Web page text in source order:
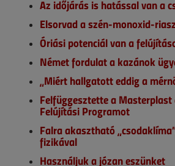
Az időjárás is hatással van a
Elsorvad a szén-monoxid-
Óriási potenciál van a
Német fordulat a kazánok
„Miért hallgatott eddig a
Felfüggesztette a Masterplast
Felújítási Programot
Falra akasztható
fizikával
Használjuk a józan eszünket